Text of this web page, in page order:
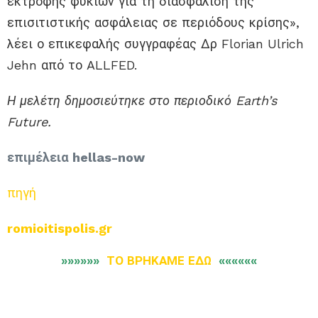
επισιτιστικής ασφάλειας σε περιόδους κρίσης»,
λέει ο επικεφαλής συγγραφέας Δρ Florian Ulrich
Jehn από το ALLFED.
Η μελέτη δημοσιεύτηκε στο περιοδικό Earth’s
Future.
επιμέλεια hellas-now
πηγή
romioitispolis.gr
»»»»»» ΤΟ ΒΡΗΚΑΜΕ ΕΔΩ ««««««